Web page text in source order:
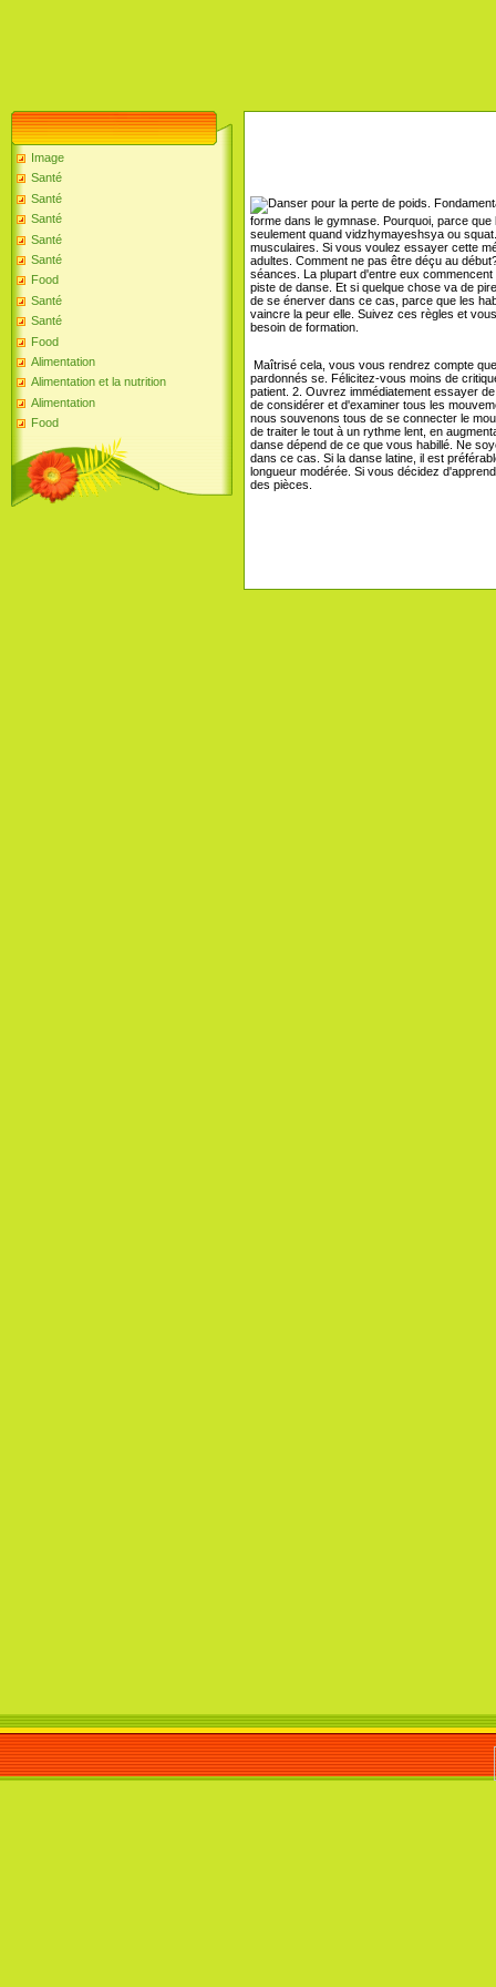
Image
Santé
Santé
Santé
Santé
Santé
Food
Santé
Santé
Food
Alimentation
Alimentation et la nutrition
Alimentation
Food
forme dans le gymnase. Pourquoi, parce
seulement quand vidzhymayeshsya ou
musculaires. Si vous voulez essayer cette
adultes. Comment ne pas être déçu au
séances. La plupart d'entre eux
piste de danse. Et si quelque chose va de
de se énerver dans ce cas, parce que les
vaincre la peur elle. Suivez ces règles et
besoin de formation.
Maîtrisé cela, vous vous rendrez compte
pardonnés se. Félicitez-vous moins de
patient. 2. Ouvrez immédiatement essayer
de considérer et d'examiner tous les
nous souvenons tous de se connecter le
de traiter le tout à un rythme lent, en
danse dépend de ce que vous habillé. Ne
dans ce cas. Si la danse latine, il est
longueur modérée. Si vous décidez
des pièces.